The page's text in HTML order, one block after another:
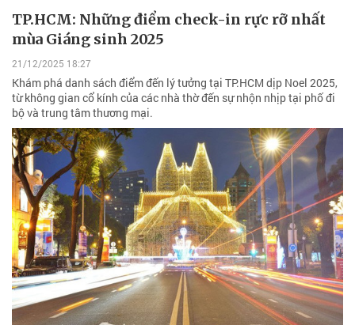
TP.HCM: Những điểm check-in rực rỡ nhất
mùa Giáng sinh 2025
21/12/2025 18:27
Khám phá danh sách điểm đến lý tưởng tại TP.HCM dịp Noel 2025,
từ không gian cổ kính của các nhà thờ đến sự nhộn nhịp tại phố đi
bộ và trung tâm thương mại.